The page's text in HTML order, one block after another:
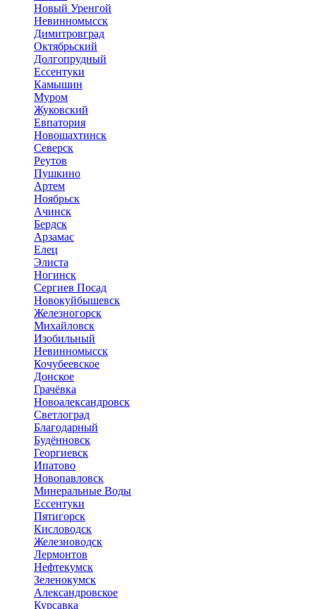
Новый Уренгой
Невинномысск
Димитровград
Октябрьский
Долгопрудный
Ессентуки
Камышин
Муром
Жуковский
Евпатория
Новошахтинск
Северск
Реутов
Пушкино
Артем
Ноябрьск
Ачинск
Бердск
Арзамас
Елец
Элиста
Ногинск
Сергиев Посад
Новокуйбышевск
Железногорск
Михайловск
Изобильный
Невинномысск
Кочубеевское
Донское
Грачёвка
Новоалександровск
Светлоград
Благодарный
Будённовск
Георгиевск
Ипатово
Новопавловск
Минеральные Воды
Ессентуки
Пятигорск
Кисловодск
Железноводск
Лермонтов
Нефтекумск
Зеленокумск
Александровское
Курсавка